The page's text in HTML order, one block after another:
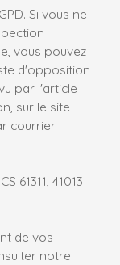
Si vous ne
vous pouvez
d'opposition
par l'article
sur le site
courrier
61311, 41013
de vos
notre